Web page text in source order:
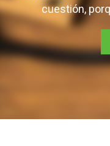
cuestión,